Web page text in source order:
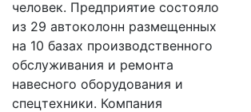
человек. Предприятие состояло
из 29 автоколонн размещенных
на 10 базах производственного
обслуживания и ремонта
навесного оборудования и
спецтехники. Компания